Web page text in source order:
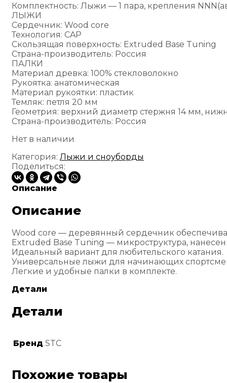
Комплектность: Лыжи — 1 пара, крепления
ЛЫЖИ
Сердечник: Wood core
Технология: CAP
Скользящая поверхность: Extruded Base Tuning
Страна-производитель: Россия
ПАЛКИ
Материал древка: 100% стекловолокно
Рукоятка: анатомическая
Материал рукоятки: пластик
Темляк: петля 20 мм
Геометрия: верхний диаметр стержня 14 мм,
Страна-производитель: Россия
Нет в наличии
Категория: Лыжи и сноуборды
Поделиться:
Описание
Описание
Wood core — деревянный сердечник
Extruded Base Tuning — микроструктура,
Идеальный вариант для любительского катания.
Универсальные лыжи для начинающих
Легкие и удобные палки в комплекте.
Детали
Детали
Бренд STC
Похожие товары